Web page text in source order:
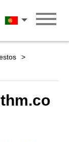
Português